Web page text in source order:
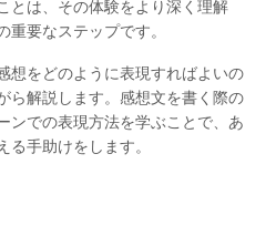
とは、その体験をより深く理解
重要なステップです。
想をどのように表現すればよいの
ら解説します。感想文を書く際の
ンでの表現方法を学ぶことで、あ
る手助けをします。